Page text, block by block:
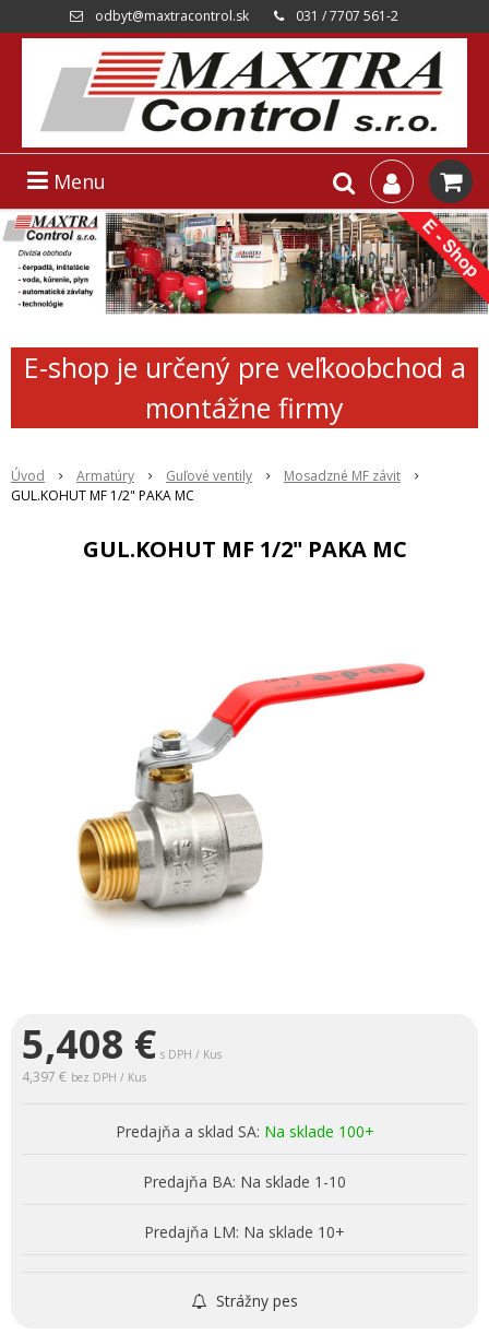
odbyt@maxtracontrol.sk 031 / 7707 561-2
Menu
E-shop je určený pre veľkoobchod a
montážne firmy
Úvod Armatúry Guľové ventily
Mosadzné MF závit
GUL.KOHUT MF 1/2" PAKA MC
GUL.KOHUT MF 1/2" PAKA MC
5,408 € s DPH / Kus
4,397 € bez DPH / Kus
Predajňa a sklad SA: Na sklade 100+
Predajňa BA: Na sklade 1-10
Predajňa LM: Na sklade 10+
Strážny pes